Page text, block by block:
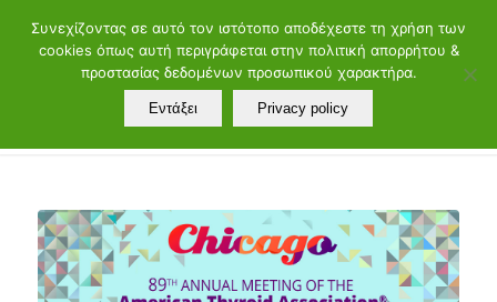
Τηλ.: 21072902 60 - 88 | Μαιάνδρου 19, 11528 Αθήνα
Συνεχίζοντας σε αυτό τον ιστότοπο αποδέχεστε τη χρήση των
cookies όπως αυτή περιγράφεται στην πολιτική απορρήτου &
προστασίας δεδομένων προσωπικού χαρακτήρα.
Εντάξει Privacy policy